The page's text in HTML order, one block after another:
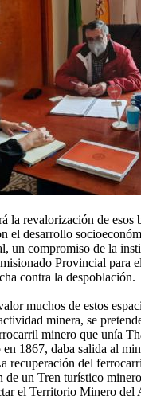
la revalorización de esos
el desarrollo
un compromiso de la
Provincial para
contra la despoblación.
muchos de estos
minera, se
minero que unía
1867, daba salida al
recuperación del
de un Tren turístico
el Territorio Minero del